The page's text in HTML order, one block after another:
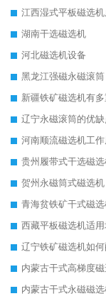
江西湿式平板磁选
湖南干选磁选机
河北磁选机设备
黑龙江强磁永磁滚筒
新疆铁矿磁选机有多
辽宁永磁滚筒的优缺
河南顺流磁选机工
贵州履带式干选磁
贺州永磁筒式磁选机
青海贫铁矿干式磁
西藏平板磁选机适用
辽宁铁矿磁选机如何
内蒙古干式高梯度